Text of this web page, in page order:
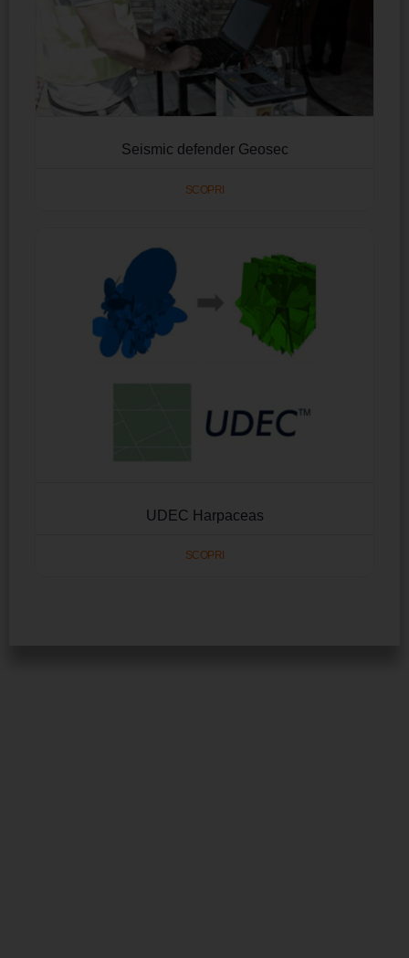
Seismic defender Geosec
SCOPRI
UDEC Harpaceas
SCOPRI